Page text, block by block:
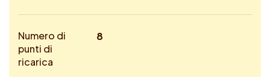
Numero di
punti di
ricarica
8